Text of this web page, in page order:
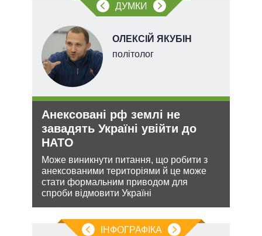
ДУМКИ
ОЛЕКСІЙ ЯКУБІН
політолог
Анексовані рф землі не
завадять Україні увійти до
НАТО
Може виникнути питання, що робити з
анексованими територіями й це може
стати формальним приводом для
спроби відмовити Україні
ІНФОГРАФІКА